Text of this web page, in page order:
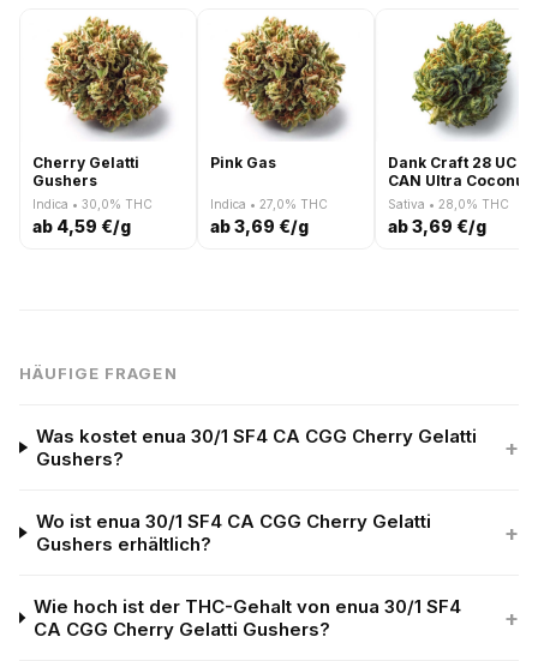
Cherry Gelatti
Gushers
Indica • 30,0% THC
ab 4,59 €/g
Pink Gas
Indica • 27,0% THC
ab 3,69 €/g
Dank Craft 28 UC
CAN Ultra Coconut
Sativa • 28,0% THC
ab 3,69 €/g
HÄUFIGE FRAGEN
Was kostet enua 30/1 SF4 CA CGG Cherry Gelatti
Gushers?
+
Wo ist enua 30/1 SF4 CA CGG Cherry Gelatti
Gushers erhältlich?
+
Wie hoch ist der THC-Gehalt von enua 30/1 SF4
CA CGG Cherry Gelatti Gushers?
+